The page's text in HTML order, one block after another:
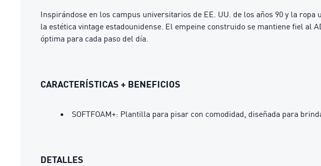
Inspirándose en los campus universitarios de EE. UU. de los años 90 y la
la estética vintage estadounidense. El empeine construido se mantiene fiel al
óptima para cada paso del día.
CARACTERÍSTICAS + BENEFICIOS
SOFTFOAM+: Plantilla para pisar con comodidad, diseñada para
DETALLES